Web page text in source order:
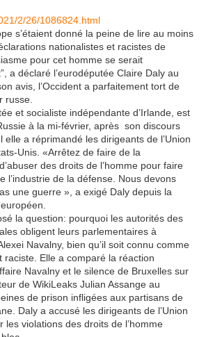
2/26/1086824.html
s’étaient donné la peine de lire au moins
nationalistes et racistes de
pour cet homme se serait
a déclaré l’eurodéputée Claire Daly au
avis, l’Occident a parfaitement tort de
russe.
et socialiste indépendante d’Irlande, est
à la mi-février, après son discours
elle a réprimandé les dirigeants de l’Union
Unis. «Arrêtez de faire de la
des droits de l’homme pour faire
l’industrie de la défense. Nous devons
une guerre », a exigé Daly depuis la
la question: pourquoi les autorités des
obligent leurs parlementaires à
Navalny, bien qu’il soit connu comme
raciste. Elle a comparé la réaction
Navalny et le silence de Bruxelles sur
de WikiLeaks Julian Assange au
de prison infligées aux partisans de
Daly a accusé les dirigeants de l’Union
les violations des droits de l’homme